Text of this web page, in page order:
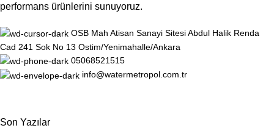
performans ürünlerini sunuyoruz.
OSB Mah Atisan Sanayi Sitesi Abdul Halik Renda
Cad 241 Sok No 13 Ostim/Yenimahalle/Ankara
05068521515
info@watermetropol.com.tr
Son Yazılar